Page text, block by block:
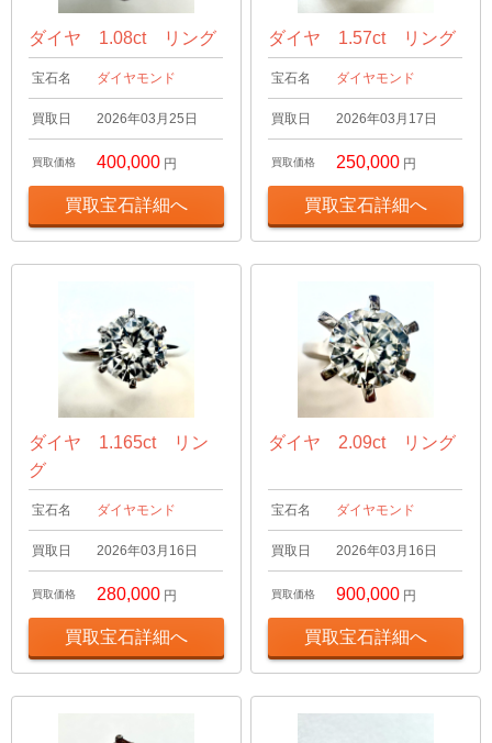
ダイヤ 1.08ct リング
宝石名 ダイヤモンド
買取日 2026年03月25日
買取価格 400,000 円
買取宝石詳細へ
ダイヤ 1.57ct リング
宝石名 ダイヤモンド
買取日 2026年03月17日
買取価格 250,000 円
買取宝石詳細へ
ダイヤ 1.165ct リン
グ
宝石名 ダイヤモンド
買取日 2026年03月16日
買取価格 280,000 円
買取宝石詳細へ
ダイヤ 2.09ct リング
宝石名 ダイヤモンド
買取日 2026年03月16日
買取価格 900,000 円
買取宝石詳細へ